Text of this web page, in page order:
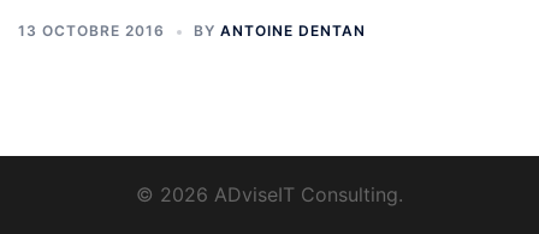
13 OCTOBRE 2016 BY ANTOINE DENTAN
© 2026 ADviseIT Consulting.